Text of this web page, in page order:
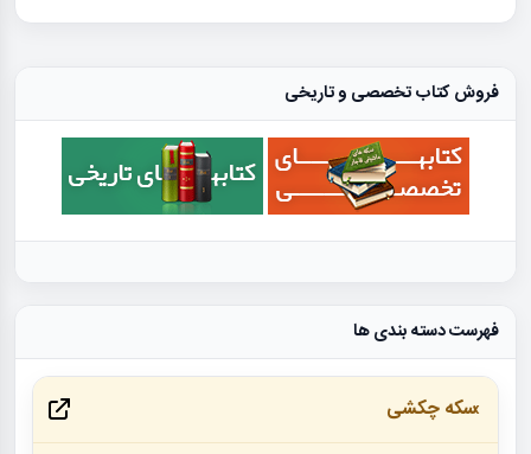
فروش کتاب تخصصی و تاریخی
فهرست دسته بندی ها
سکه چکشی